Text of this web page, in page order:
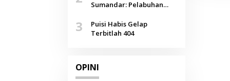
Agustus
Sumandar: Pelabuhan
Selendang Benang Merah
Lombang
3
Puisi Habis Gelap
Terbitlah 404
OPINI